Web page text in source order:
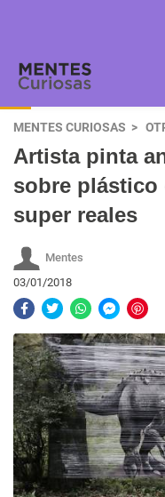
MENTES CURIOSAS
Artista pinta
sobre plástico
super reales
Mentes
03/01/2018